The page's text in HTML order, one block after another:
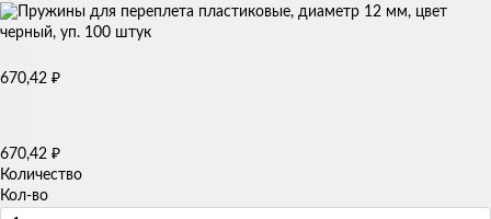
670,42 ₽
670,42 ₽
Количество
Кол-во